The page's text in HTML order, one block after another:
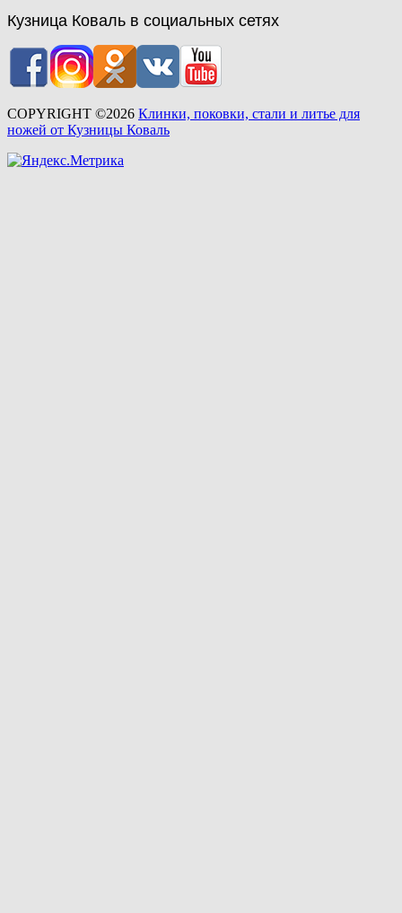
Кузница Коваль в социальных сетях
COPYRIGHT ©2026 Клинки, поковки, стали и литье для
ножей от Кузницы Коваль